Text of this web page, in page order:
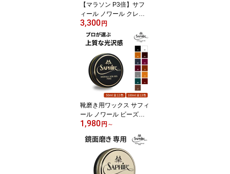
【マラソン P3倍】サフ
ィール ノワール クレム1
925 【送料無料】高級 靴
クリーム 保革 ツヤ出し
栄養 補色 着色 油性 靴磨
き シューケア 靴 クリー
ム 革靴クリーム 靴磨き
クリーム 黒 黒色 無色 革
靴 色落ち 手入れ メンテ
ナンス クリーム 75ml 全
24色 (1167円/35ml)
3,300円
靴磨き用ワックス サフィ
ール ノワール ビーズワ
ックス ポリッシュ 50ml /
100ml 送料無料 Saphir N
oir 艶出し 鏡面磨き 鏡面
仕上げ ミラーシャイン
ハイシャイン 革靴 ケア
手入れ 靴磨きワックス
1,980円 ～